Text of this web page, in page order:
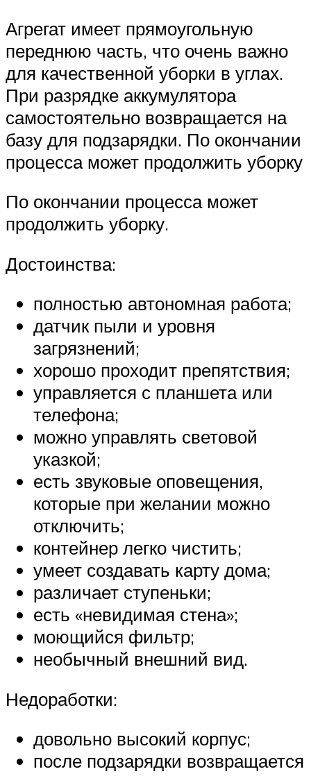
Агрегат имеет прямоугольную
переднюю часть, что очень важно
для качественной уборки в углах.
При разрядке аккумулятора
самостоятельно возвращается на
базу для подзарядки. По окончании
процесса может продолжить уборку
По окончании процесса может
продолжить уборку.
Достоинства:
полностью автономная работа;
датчик пыли и уровня
загрязнений;
хорошо проходит препятствия;
управляется с планшета или
телефона;
можно управлять световой
указкой;
есть звуковые оповещения,
которые при желании можно
отключить;
контейнер легко чистить;
умеет создавать карту дома;
различает ступеньки;
есть «невидимая стена»;
моющийся фильтр;
необычный внешний вид.
Недоработки:
довольно высокий корпус;
после подзарядки возвращается